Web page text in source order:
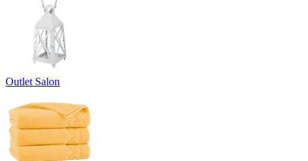
Outlet Salon